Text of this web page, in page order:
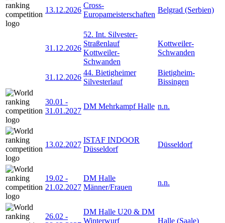
13.12.2026
Cross-
Europameisterschaften
Belgrad (Serbien)
31.12.2026
52. Int. Silvester-
Straßenlauf
Kottweiler-
Schwanden
Kottweiler-
Schwanden
31.12.2026
44. Bietigheimer
Silvesterlauf
Bietigheim-
Bissingen
30.01 -
31.01.2027
DM Mehrkampf Halle n.n.
13.02.2027
ISTAF INDOOR
Düsseldorf
Düsseldorf
19.02 -
21.02.2027
DM Halle
Männer/Frauen
n.n.
26.02 -
DM Halle U20 & DM
Winterwurf
Halle (Saale)